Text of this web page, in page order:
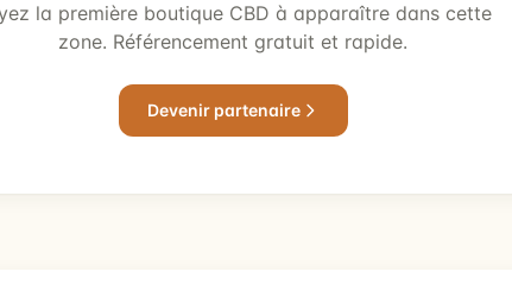
la première boutique CBD à apparaître dans cette
zone. Référencement gratuit et rapide.
Devenir partenaire